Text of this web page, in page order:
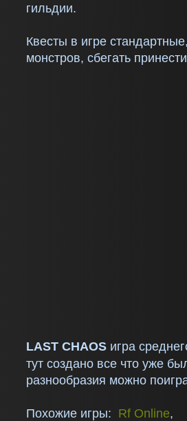
гильдии.
Квесты в игре
монстров, сбегать
LAST CHAOS игра
тут создано все что уже
разнообразия можно
Похожие игры: Rf Online,